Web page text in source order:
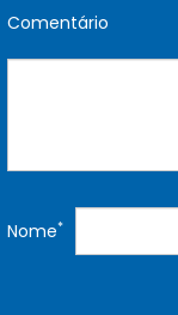
Comentário
Nome*